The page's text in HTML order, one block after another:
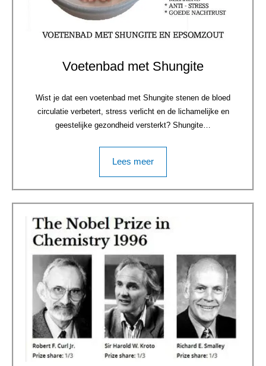
Voetenbad met Shungite
Wist je dat een voetenbad met Shungite stenen de bloed
circulatie verbetert, stress verlicht en de lichamelijke en
geestelijke gezondheid versterkt? Shungite…
Lees meer